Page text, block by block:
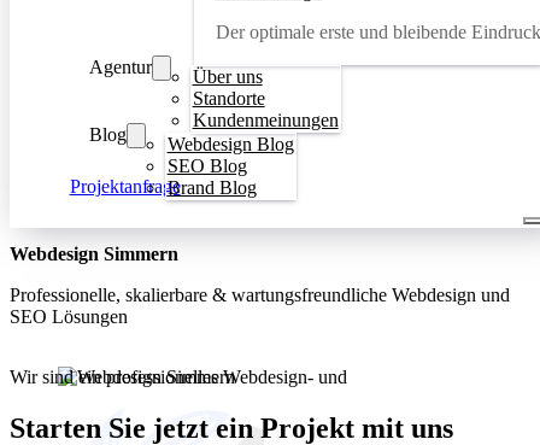
Der optimale erste und bleibende Eindruck
Agentur
Über uns
Standorte
Kundenmeinungen
Blog
Webdesign Blog
SEO Blog
Brand Blog
Projektanfrage
Webdesign Simmern
Professionelle, skalierbare & wartungsfreundliche Webdesign und
SEO Lösungen
Wir sind ein professionelles Webdesign- und
und kostengünstige Webdesignlösungen
Starten Sie jetzt ein Projekt mit uns